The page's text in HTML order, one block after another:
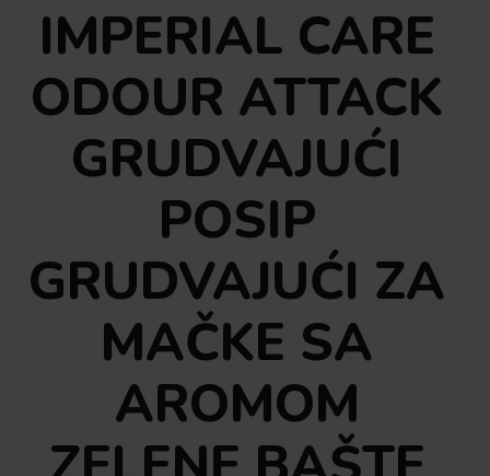
IMPERIAL CARE
ODOUR ATTACK
GRUDVAJUĆI
POSIP
GRUDVAJUĆI ZA
MAČKE SA
AROMOM